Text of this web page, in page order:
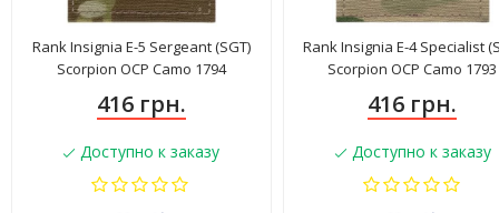
Rank Insignia E-5 Sergeant (SGT)
Scorpion OCP Camo 1794
416 грн.
Доступно к заказу
Rank Insignia E-4 Specialist
Scorpion OCP Camo 1793
416 грн.
Доступно к заказу